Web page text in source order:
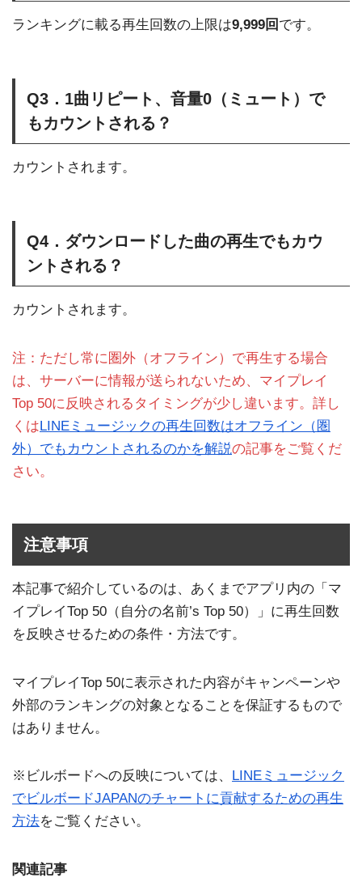
ランキングに載る再生回数の上限は9,999回 です。
Q3．1曲リピート、音量0（ミュート）で
もカウントされる？
カウントされます。
Q4．ダウンロードした曲の再生でもカウ
ントされる？
カウントされます。
注：ただし常に圏外（オフライン）で再生する場合
は、サーバーに情報が送られないため、マイプレイ
Top 50に反映されるタイミングが少し違います。詳し
くはLINEミュージックの再生回数はオフライン（圏
外）でもカウントされるのかを解説の記事をご覧くだ
さい。
注意事項
本記事で紹介しているのは、あくまでアプリ内の「マ
イプレイTop 50（自分の名前’s Top 50）」に再生回数
を反映させるための条件・方法です。
マイプレイTop 50に表示された内容がキャンペーンや
外部のランキングの対象となることを保証するもので
はありません。
※ビルボードへの反映については、
LINEミュージック
でビルボードJAPANのチャートに貢献するための再生
方法をご覧ください。
関連記事